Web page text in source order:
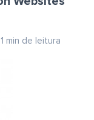
min de leitura